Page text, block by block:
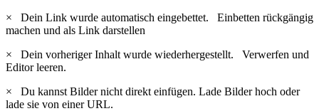
×
Dein Link wurde automatisch eingebettet. Einbetten rückgängig
machen und als Link darstellen
×
Dein vorheriger Inhalt wurde wiederhergestellt. Verwerfen und
Editor leeren.
×
Du kannst Bilder nicht direkt einfügen. Lade Bilder hoch oder
lade sie von einer URL.